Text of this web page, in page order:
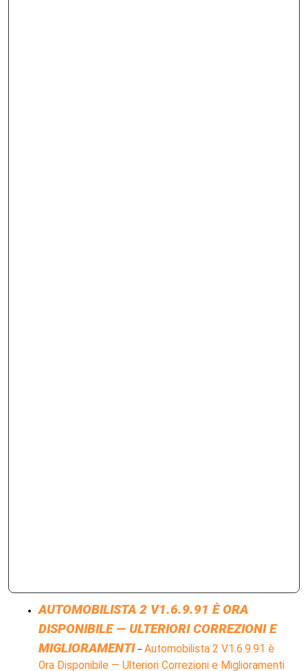
AUTOMOBILISTA 2 V1.6.9.91 È ORA
DISPONIBILE — ULTERIORI CORREZIONI E
MIGLIORAMENTI – Automobilista 2 V1.6.9.91 è
Ora Disponibile — Ulteriori Correzioni e Miglioramenti